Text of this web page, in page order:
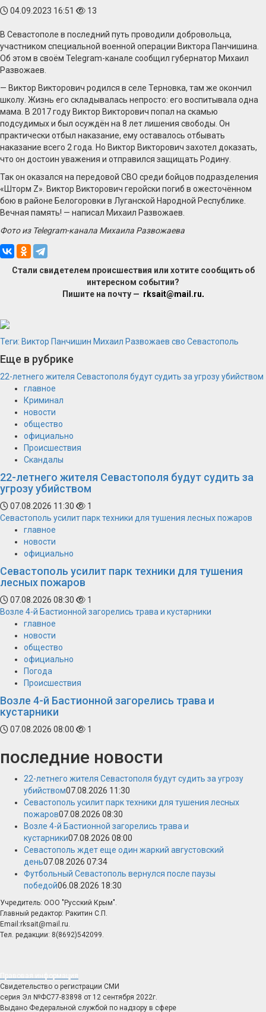
04.09.2023 16:51 13
В Севастополе в последний путь проводили добровольца,
участником специальной военной операции Виктора Панчишина.
Об этом в своём Telegram-канале сообщил губернатор Михаил
Развожаев.
— Виктор Викторович родился в селе Терновка, там же окончил
школу. Жизнь его складывалась непросто: его воспитывала одна
мама. В 2017 году Виктор Викторович попал на скамью
подсудимых и был осуждëн на 8 лет лишения свободы. Он
практически отбыл наказание, ему оставалось отбывать
наказание всего 2 года. Но Виктор Викторович захотел доказать,
что он достоин уважения и отправился защищать Родину.
Так он оказался на передовой СВО среди бойцов подразделения
«Шторм Z». Виктор Викторович геройски погиб в ожесточëнном
бою в районе Белогоровки в Луганской Народной Республике.
Вечная память! — написал Михаил Развожаев.
Фото из Telegram-канала Михаила Развожаева
Стали свидетелем происшествия или хотите сообщить об
интересном событии?
Пишите на почту — rksait@mail.ru.
Теги: Виктор Панчишин Михаил Развожаев сво Севастополь
Еще в рубрике
22-летнего жителя Севастополя будут судить за угрозу убийством
главное
Криминал
новости
общество
официально
Происшествия
Скандалы
22-летнего жителя Севастополя будут судить за
угрозу убийством
07.08.2026 11:30
1
Севастополь усилит парк техники для тушения лесных пожаров
главное
новости
официально
Севастополь усилит парк техники для тушения
лесных пожаров
07.08.2026 08:30
1
Возле 4-й Бастионной загорелись трава и кустарники
главное
новости
общество
официально
Погода
Происшествия
Возле 4-й Бастионной загорелись трава и
кустарники
07.08.2026 08:00 1
последние новости
22-летнего жителя Севастополя будут судить за угрозу
убийством07.08.2026 11:30
Севастополь усилит парк техники для тушения лесных
пожаров07.08.2026 08:30
Возле 4-й Бастионной загорелись трава и
кустарники07.08.2026 08:00
Севастополь ждет еще один жаркий августовский
день07.08.2026 07:34
Футбольный Севастополь вернулся после паузы
победой06.08.2026 18:30
Учредитель: ООО "Русский Крым".
Главный редактор: Ракитин С.П.
Email:rksait@mail.ru.
Тел. редакции: 8(8692)542099.
Свидетельство о регистрации СМИ
серия Эл №ФС77-83898 от 12 сентября 2022г.
Выдано Федеральной службой по надзору в сфере